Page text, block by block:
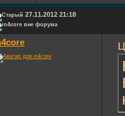
27.11.2012 21:18